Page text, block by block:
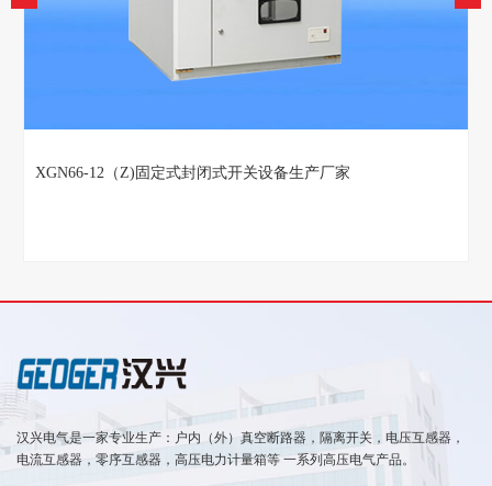
KYN28-12系列铠装中置式金属封闭开关设备
汉兴电气是一家专业生产：户内（外）真空断路器，隔离开关，电压互感器，
电流互感器，零序互感器，高压电力计量箱等 一系列高压电气产品。